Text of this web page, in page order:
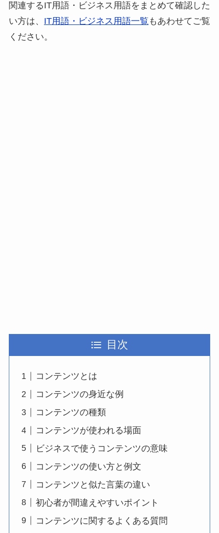
関連するIT用語・ビジネス用語をまとめて確認した
い方は、 IT用語・ビジネス用語一覧 もあわせてご覧
ください。
目次
コンテンツとは
コンテンツの身近な例
コンテンツの種類
コンテンツが使われる場面
ビジネスで使うコンテンツの意味
コンテンツの使い方と例文
コンテンツと似た言葉の違い
初心者が間違えやすいポイント
コンテンツに関するよくある質問